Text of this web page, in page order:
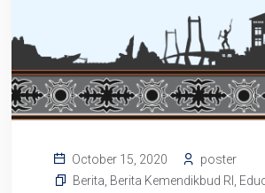
October 15, 2020
poster
Berita Berita Kemendikbud RI